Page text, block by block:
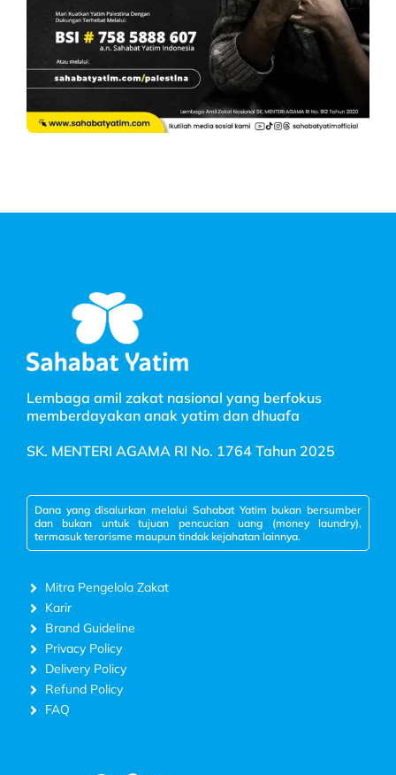
Lembaga amil zakat nasional yang berfokus
memberdayakan anak yatim dan dhuafa
SK. MENTERI AGAMA RI No. 1764 Tahun 2025
Dana yang disalurkan melalui Sahabat Yatim bukan bersumber
dan bukan untuk tujuan pencucian uang (money laundry),
termasuk terorisme maupun tindak kejahatan lainnya.
Mitra Pengelola Zakat
Karir
Brand Guideline
Privacy Policy
Delivery Policy
Refund Policy
FAQ